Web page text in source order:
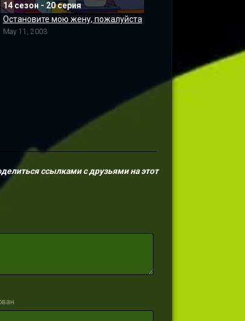
14 сезон - 20 серия
Остановите мою жену, пожалуйста
May 11, 2003
ссылками с друзьями на этот